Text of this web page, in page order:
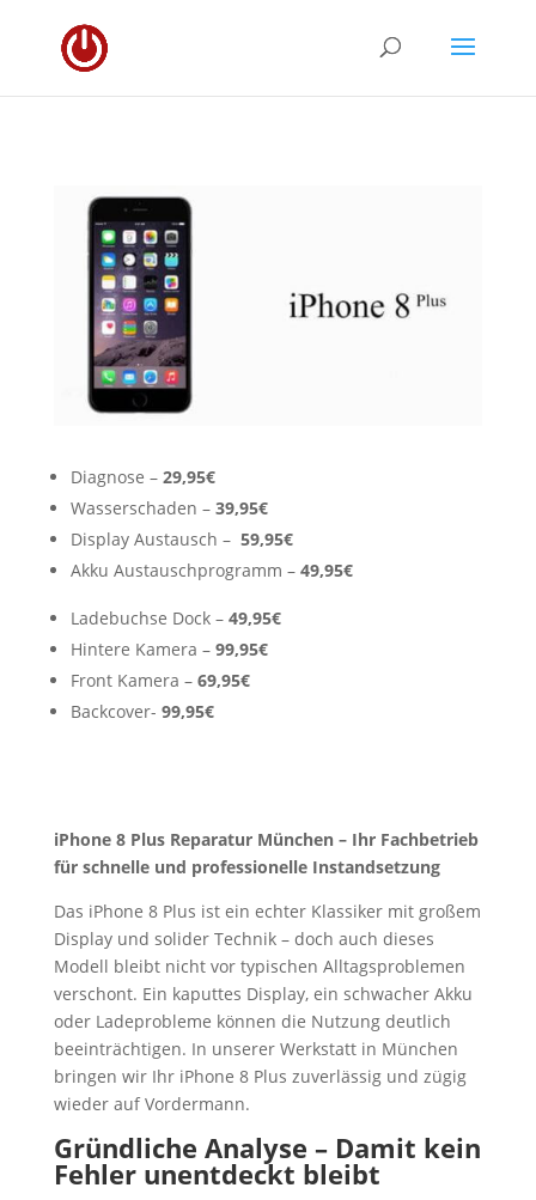
Diagnose – 29,95€
Wasserschaden – 39,95€
Display Austausch – 59,95€
Akku Austauschprogramm – 49,95€
Ladebuchse Dock – 49,95€
Hintere Kamera – 99,95€
Front Kamera – 69,95€
Backcover- 99,95€
iPhone 8 Plus Reparatur München – Ihr Fachbetrieb
für schnelle und professionelle Instandsetzung
Das iPhone 8 Plus ist ein echter Klassiker mit großem
Display und solider Technik – doch auch dieses
Modell bleibt nicht vor typischen Alltagsproblemen
verschont. Ein kaputtes Display, ein schwacher Akku
oder Ladeprobleme können die Nutzung deutlich
beeinträchtigen. In unserer Werkstatt in München
bringen wir Ihr iPhone 8 Plus zuverlässig und zügig
wieder auf Vordermann.
Gründliche Analyse – Damit kein
Fehler unentdeckt bleibt